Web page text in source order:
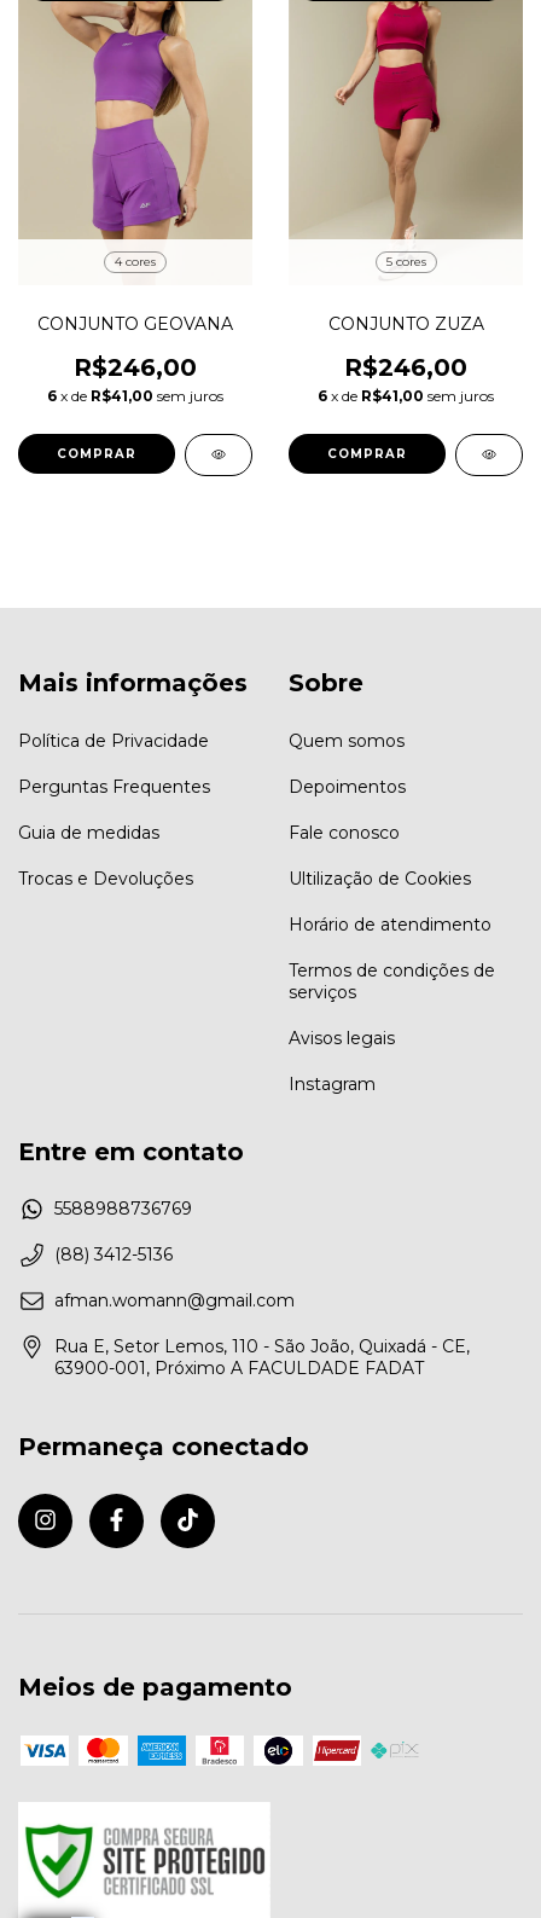
4 cores
CONJUNTO GEOVANA
R$246,00
6 x de R$41,00 sem juros
COMPRAR
5 cores
CONJUNTO ZUZA
R$246,00
6 x de R$41,00 sem juros
COMPRAR
Mais informações
Política de Privacidade
Perguntas Frequentes
Guia de medidas
Trocas e Devoluções
Sobre
Quem somos
Depoimentos
Fale conosco
Ultilização de Cookies
Horário de atendimento
Termos de condições de
serviços
Avisos legais
Instagram
Entre em contato
5588988736769
(88) 3412-5136
afman.womann@gmail.com
Rua E, Setor Lemos, 110 - São João, Quixadá - CE,
63900-001, Próximo A FACULDADE FADAT
Permaneça conectado
Meios de pagamento